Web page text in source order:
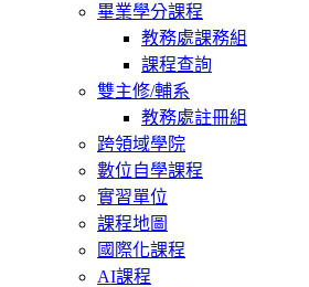
畢業學分課程
教務處課務組
課程查詢
雙主修/輔系
教務處註冊組
跨領域學院
數位自學課程
實習單位
課程地圖
國際化課程
AI課程